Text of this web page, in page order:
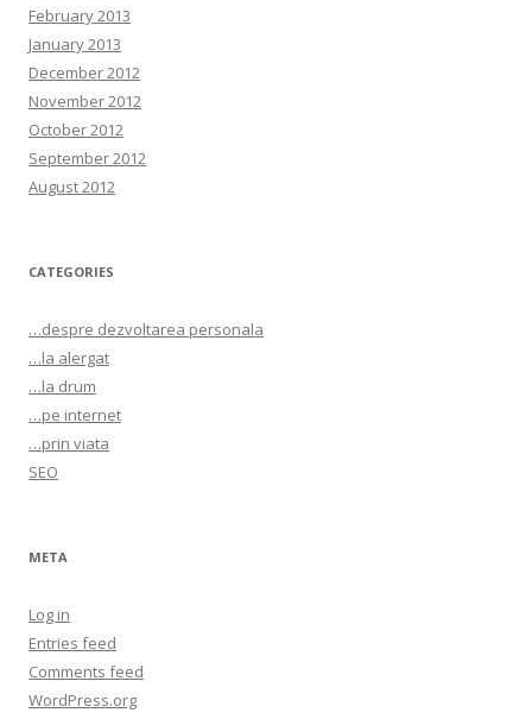
February 2013
January 2013
December 2012
November 2012
October 2012
September 2012
August 2012
CATEGORIES
…despre dezvoltarea personala
…la alergat
…la drum
…pe internet
…prin viata
SEO
META
Log in
Entries feed
Comments feed
WordPress.org